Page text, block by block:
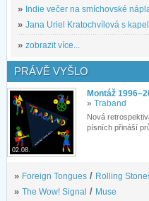
» Indie večer na smíchovské
» Jana Uriel Kratochvílová s
» zobrazit více...
PRÁVĚ VYŠLO
02.08.
Montáž
» Traband
Nová
písních přináší
» Foreign Tongues / Rolling
» The Wow! Signal / Muse